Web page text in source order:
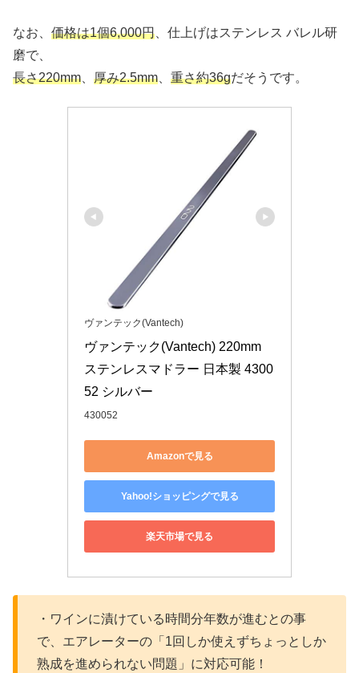
なお、 価格は1個6,000円 、仕上げはステンレス バレル研
磨で、
長さ220mm
厚み2.5mm 重さ約36gだそうです。
ヴァンテック(Vantech)
ヴァンテック(Vantech) 220mm
ステンレスマドラー 日本製 4300
52 シルバー
430052
Amazonで見る
Yahoo!ショッピングで見る
楽天市場で見る
・ワインに漬けている時間分年数が進むとの事
で、エアレーターの「1回しか使えずちょっとしか
熟成を進められない問題」に対応可能！